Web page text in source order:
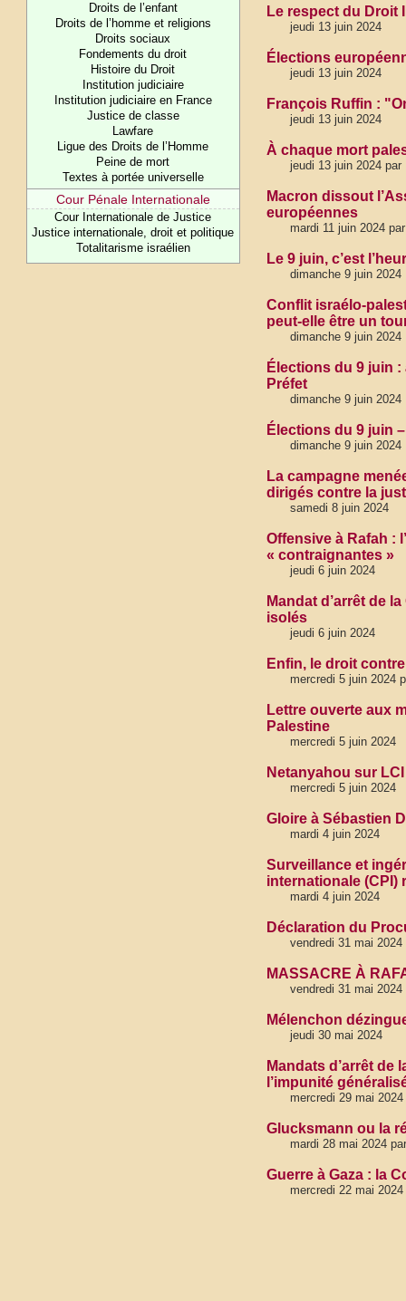
Droits de l’enfant
Droits de l’homme et religions
Droits sociaux
Fondements du droit
Histoire du Droit
Institution judiciaire
Institution judiciaire en France
Justice de classe
Lawfare
Ligue des Droits de l’Homme
Peine de mort
Textes à portée universelle
Cour Pénale Internationale
Cour Internationale de Justice
Justice internationale, droit et politique
Totalitarisme israélien
Le respect du Droit
jeudi 13 juin 2024
Élections
jeudi 13 juin 2024
François Ruffin :
jeudi 13 juin 2024
À chaque mort
jeudi 13 juin 2024 par
Macron dissout
européennes
mardi 11 juin 2024
Le 9 juin, c’est
dimanche 9 juin 2024
Conflit israélo-
peut-elle être un
dimanche 9 juin 2024
Élections du 9 juin
Préfet
dimanche 9 juin 2024
Élections du 9 juin
dimanche 9 juin 2024
La campagne
dirigés contre la
samedi 8 juin 2024
Offensive à Rafah :
« contraignantes »
jeudi 6 juin 2024
Mandat d’arrêt de
isolés
jeudi 6 juin 2024
Enfin, le droit
mercredi 5 juin 2024
Lettre ouverte aux
Palestine
mercredi 5 juin 2024
Netanyahou sur
mercredi 5 juin 2024
Gloire à Sébastien
mardi 4 juin 2024
Surveillance et
internationale (CPI)
mardi 4 juin 2024
Déclaration du
vendredi 31 mai 2024
MASSACRE À
vendredi 31 mai 2024
Mélenchon
jeudi 30 mai 2024
Mandats d’arrêt de
l’impunité
mercredi 29 mai 2024
Glucksmann ou la
mardi 28 mai 2024
Guerre à Gaza : la
mercredi 22 mai 2024